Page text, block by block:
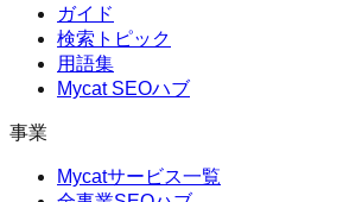
ガイド
検索トピック
用語集
Mycat SEOハブ
事業
Mycatサービス一覧